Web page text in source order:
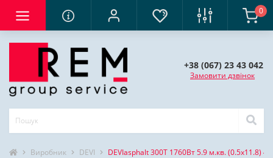
0
+38 (067) 23 43 042
Замовити дзвінок
Виробник DEVI DEVIasphalt 300T 1760Вт 5.9 м.кв. (0.5х11.8)